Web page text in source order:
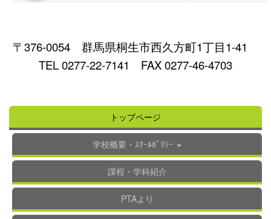
〒376-0054 群馬県桐生市西久方町1丁目1-41
TEL 0277-22-7141 FAX 0277-46-4703
トップページ
学校概要・ｽｸｰﾙﾎﾟﾘｼｰ
課程・学科紹介
PTAより